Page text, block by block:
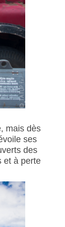
mais dès
ses
des
et à perte